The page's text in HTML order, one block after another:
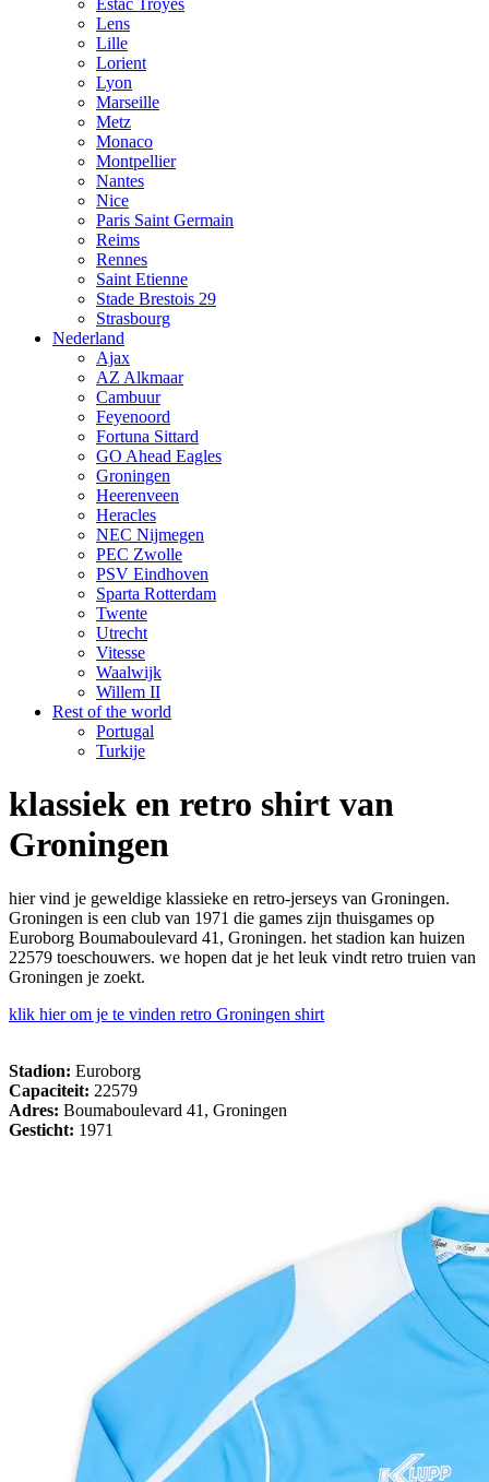
Estac Troyes
Lens
Lille
Lorient
Lyon
Marseille
Metz
Monaco
Montpellier
Nantes
Nice
Paris Saint Germain
Reims
Rennes
Saint Etienne
Stade Brestois 29
Strasbourg
Nederland
Ajax
AZ Alkmaar
Cambuur
Feyenoord
Fortuna Sittard
GO Ahead Eagles
Groningen
Heerenveen
Heracles
NEC Nijmegen
PEC Zwolle
PSV Eindhoven
Sparta Rotterdam
Twente
Utrecht
Vitesse
Waalwijk
Willem II
Rest of the world
Portugal
Turkije
klassiek en retro shirt van
Groningen
hier vind je geweldige klassieke en retro-jerseys van Groningen.
Groningen is een club van 1971 die games zijn thuisgames op
Euroborg Boumaboulevard 41, Groningen. het stadion kan huizen
22579 toeschouwers. we hopen dat je het leuk vindt retro truien van
Groningen je zoekt.
klik hier om je te vinden retro Groningen shirt
Stadion: Euroborg
Capaciteit: 22579
Adres: Boumaboulevard 41, Groningen
Gesticht: 1971